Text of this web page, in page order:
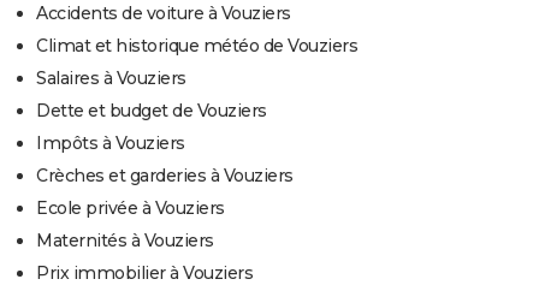
Accidents de voiture à Vouziers
Climat et historique météo de Vouziers
Salaires à Vouziers
Dette et budget de Vouziers
Impôts à Vouziers
Crèches et garderies à Vouziers
Ecole privée à Vouziers
Maternités à Vouziers
Prix immobilier à Vouziers